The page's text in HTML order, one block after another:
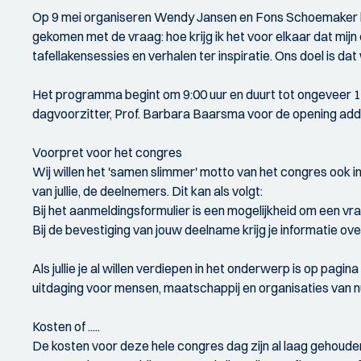
Op 9 mei organiseren Wendy Jansen en Fons
gekomen met de vraag: hoe krijg ik het voor elkaar dat
tafellakensessies en verhalen ter inspiratie. Ons doel is
Het programma begint om 9:00 uur en duurt tot ongeveer
dagvoorzitter, Prof. Barbara Baarsma voor de opening
Voorpret voor het congres
Wij willen het 'samen slimmer' motto van het congres ook
van jullie, de deelnemers. Dit kan als volgt:
Bij het aanmeldingsformulier is een mogelijkheid om een
Bij de bevestiging van jouw deelname krijg je informatie
Als jullie je al willen verdiepen in het onderwerp is op
uitdaging voor mensen, maatschappij en organisaties van
Kosten of .....
De kosten voor deze hele congres dag zijn al laag